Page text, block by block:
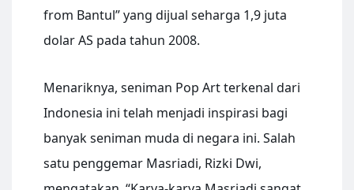
from Bantul” yang dijual seharga 1,9 juta
dolar AS pada tahun 2008.
Menariknya, seniman Pop Art terkenal dari
Indonesia ini telah menjadi inspirasi bagi
banyak seniman muda di negara ini. Salah
satu penggemar Masriadi, Rizki Dwi,